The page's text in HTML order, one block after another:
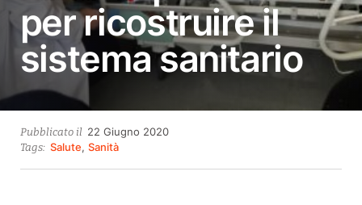
per ricostruire il
sistema sanitario
Pubblicato il 22 Giugno 202023
Tags: Salute,Sanità